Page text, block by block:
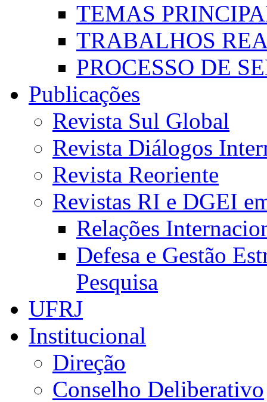
TEMAS
TRABALHOS
PROCESSO DE
Publicações
Revista Sul Global
Revista Diálogos
Revista Reoriente
Revistas RI e DGEI
Relações
Defesa e Gestão
Pesquisa
UFRJ
Institucional
Direção
Conselho Deliberativo